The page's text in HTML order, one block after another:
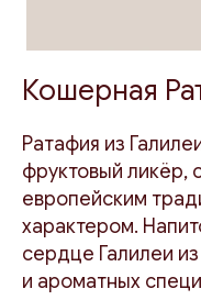
Кошерная
Ратафия из
фруктовый ликёр,
европейским
характером.
сердце Галилеи
и ароматных